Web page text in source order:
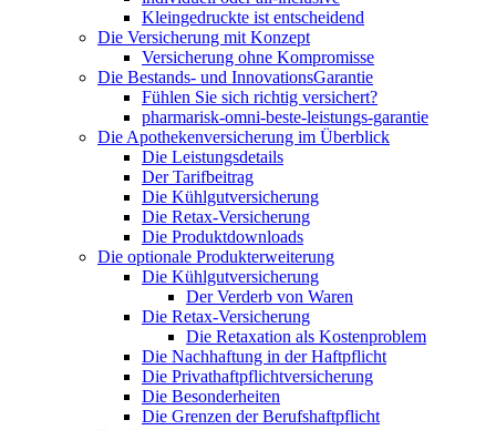
Kleingedruckte ist entscheidend
Die Versicherung mit Konzept
Versicherung ohne Kompromisse
Die Bestands- und InnovationsGarantie
Fühlen Sie sich richtig versichert?
pharmarisk-omni-beste-leistungs-garantie
Die Apothekenversicherung im Überblick
Die Leistungsdetails
Der Tarifbeitrag
Die Kühlgutversicherung
Die Retax-Versicherung
Die Produktdownloads
Die optionale Produkterweiterung
Die Kühlgutversicherung
Der Verderb von Waren
Die Retax-Versicherung
Die Retaxation als Kostenproblem
Die Nachhaftung in der Haftpflicht
Die Privathaftpflichtversicherung
Die Besonderheiten
Die Grenzen der Berufshaftpflicht